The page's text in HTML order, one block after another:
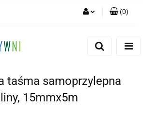
Zgody cookies
(0)
taśma samoprzylepna
15mmx5m